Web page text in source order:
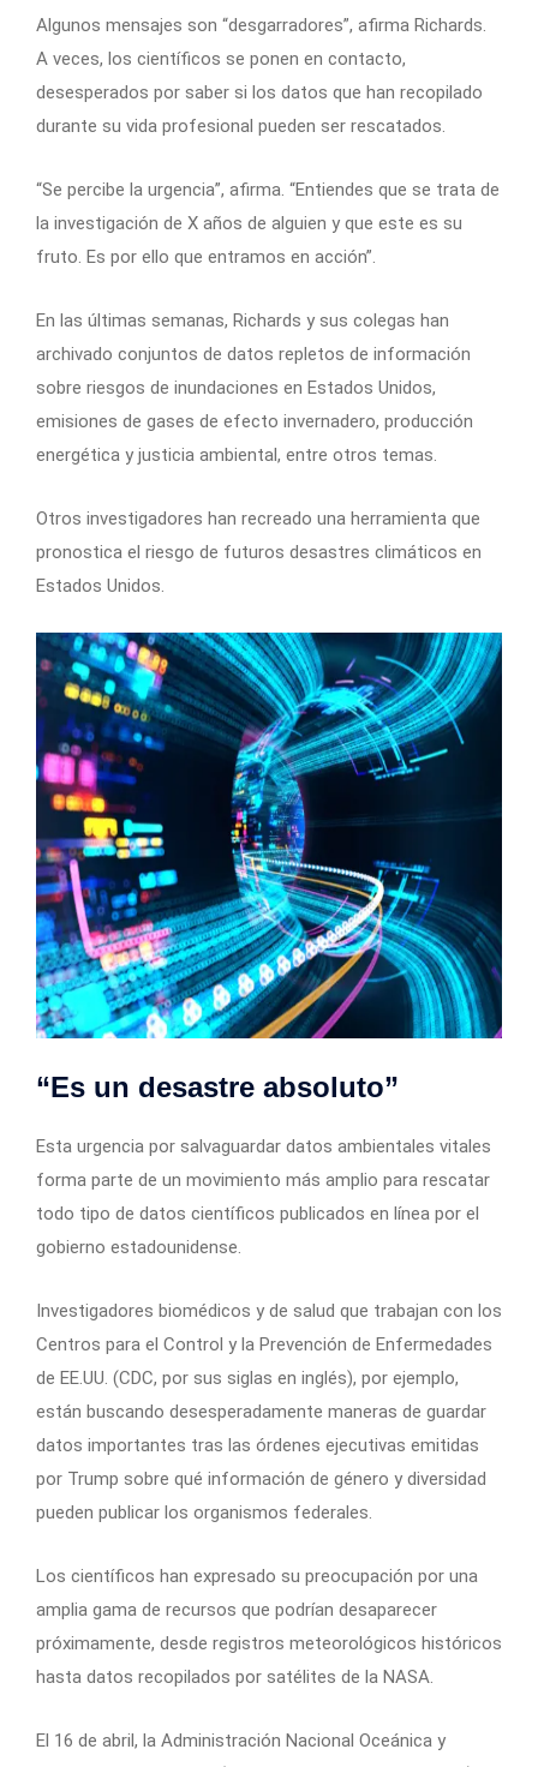
Algunos mensajes son “desgarradores”, afirma Richards.
A veces, los científicos se ponen en contacto,
desesperados por saber si los datos que han recopilado
durante su vida profesional pueden ser rescatados.
“Se percibe la urgencia”, afirma. “Entiendes que se trata de
la investigación de X años de alguien y que este es su
fruto. Es por ello que entramos en acción”.
En las últimas semanas, Richards y sus colegas han
archivado conjuntos de datos repletos de información
sobre riesgos de inundaciones en Estados Unidos,
emisiones de gases de efecto invernadero, producción
energética y justicia ambiental, entre otros temas.
Otros investigadores han recreado una herramienta que
pronostica el riesgo de futuros desastres climáticos en
Estados Unidos.
“Es un desastre absoluto”
Esta urgencia por salvaguardar datos ambientales vitales
forma parte de un movimiento más amplio para rescatar
todo tipo de datos científicos publicados en línea por el
gobierno estadounidense.
Investigadores biomédicos y de salud que trabajan con los
Centros para el Control y la Prevención de Enfermedades
de EE.UU. (CDC, por sus siglas en inglés), por ejemplo,
están buscando desesperadamente maneras de guardar
datos importantes tras las órdenes ejecutivas emitidas
por Trump sobre qué información de género y diversidad
pueden publicar los organismos federales.
Los científicos han expresado su preocupación por una
amplia gama de recursos que podrían desaparecer
próximamente, desde registros meteorológicos históricos
hasta datos recopilados por satélites de la NASA.
El 16 de abril, la Administración Nacional Oceánica y